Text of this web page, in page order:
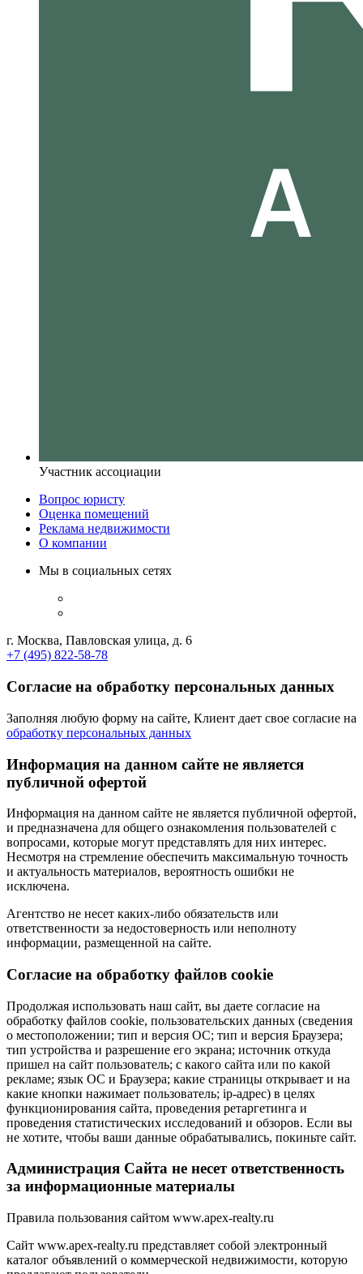
Участник ассоциации
Вопрос юристу
Оценка помещений
Реклама недвижимости
О компании
Мы в социальных сетях
г. Москва, Павловская улица, д. 6
+7 (495) 822-58-78
Согласие на обработку персональных данных
Заполняя любую форму на сайте, Клиент дает свое согласие на
обработку персональных данных
Информация на данном сайте не является
публичной офертой
Информация на данном сайте не является публичной офертой,
и предназначена для общего ознакомления пользователей с
вопросами, которые могут представлять для них интерес.
Несмотря на стремление обеспечить максимальную точность
и актуальность материалов, вероятность ошибки не
исключена.
Агентство не несет каких-либо обязательств или
ответственности за недостоверность или неполноту
информации, размещенной на сайте.
Cогласие на обработку файлов cookie
Продолжая использовать наш сайт, вы даете согласие на
обработку файлов cookie, пользовательских данных (сведения
о местоположении; тип и версия ОС; тип и версия Браузера;
тип устройства и разрешение его экрана; источник откуда
пришел на сайт пользователь; с какого сайта или по какой
рекламе; язык ОС и Браузера; какие страницы открывает и на
какие кнопки нажимает пользователь; ip-адрес) в целях
функционирования сайта, проведения ретаргетинга и
проведения статистических исследований и обзоров. Если вы
не хотите, чтобы ваши данные обрабатывались, покиньте сайт.
Администрация Сайта не несет ответственность
за информационные материалы
Правила пользования сайтом www.apex-realty.ru
Сайт www.apex-realty.ru представляет собой электронный
каталог объявлений о коммерческой недвижимости, которую